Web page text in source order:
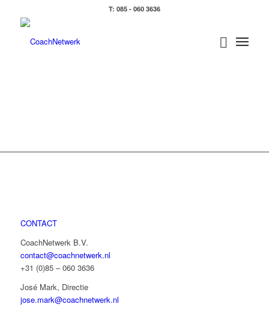
T: 085 - 060 3636
CONTACT
CoachNetwerk B.V.
contact@coachnetwerk.nl
+31 (0)85 – 060 3636
José Mark, Directie
jose.mark@coachnetwerk.nl